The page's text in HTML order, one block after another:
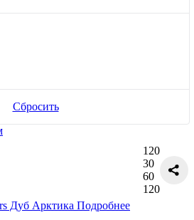
Сбросить
120
30
60
120
Подробнее